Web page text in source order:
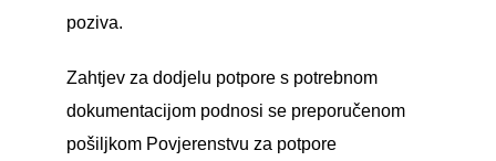
poziva.
Zahtjev za dodjelu potpore s potrebnom
dokumentacijom podnosi se preporučenom
pošiljkom Povjerenstvu za potpore